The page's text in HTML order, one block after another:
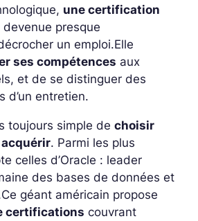
une certification
devenue presque
un emploi.Elle
ses compétences aux
et de se distinguer des
d’un entretien.
toujours simple de choisir
. Parmi les plus
celles d’Oracle : leader
des bases de données et
Ce géant américain propose
certifications couvrant